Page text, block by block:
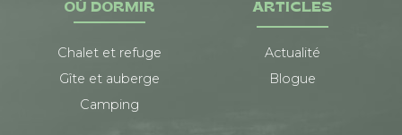
OÙ DORMIR
Chalet et refuge
Gîte et auberge
Camping
ARTICLES
Actualité
Blogue